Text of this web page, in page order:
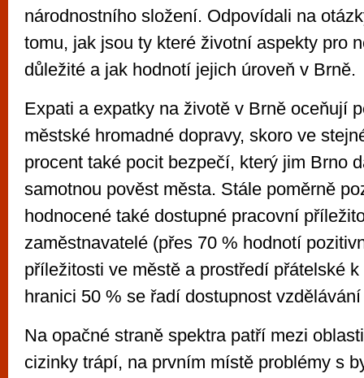
národnostního složení. Odpovídali na
tomu, jak jsou ty které životní aspekty pro
důležité a jak hodnotí jejich úroveň v Brně.
Expati a expatky na životě v Brně oceňují
městské hromadné dopravy, skoro ve
procent také pocit bezpečí, který jim Brno
samotnou pověst města. Stále poměrně
hodnocené také dostupné pracovní
zaměstnavatelé (přes 70 % hodnotí
příležitosti ve městě a prostředí přátelské
hranici 50 % se řadí dostupnost
Na opačné straně spektra patří mezi
cizinky trápí, na prvním místě problémy s